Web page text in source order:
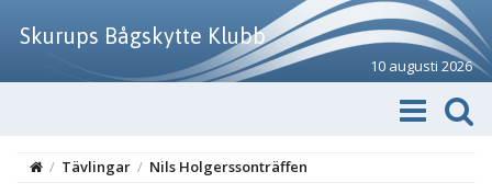
Skurups Bågskytte Klubb
10 augusti 2026
/ Tävlingar / Nils Holgerssonträffen